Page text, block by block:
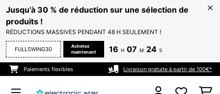
Jusqu’à 30 % de réduction sur une sélection de
produits !
RÉDUCTIONS MASSIVES PENDANT 48 H SEULEMENT !
FULLSWING30
Achetez
maintenant
16 H 07 M 22 S
Paiements flexibles Livraison gratuite à partir de 100€*